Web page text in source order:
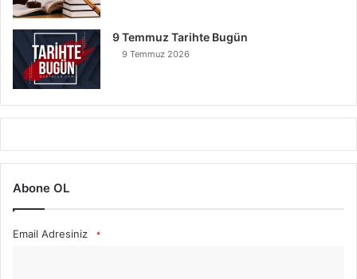
9 Temmuz Tarihte Bugün
9 Temmuz 2026
Abone OL
Email Adresiniz *